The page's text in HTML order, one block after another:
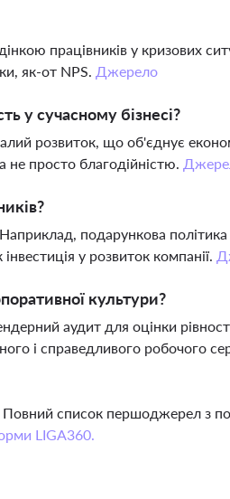
працівників у кризових
як-от NPS. Джерело
у сучасному бізнесі?
розвиток, що об'єднує
не просто благодійністю.
подарункова
у розвиток компанії.
культури?
аудит для оцінки
і справедливого робочого
Повний список першоджерел з
LIGA360.